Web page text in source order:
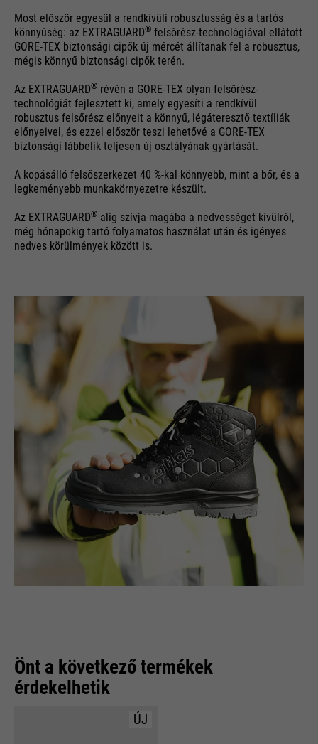
Most először egyesül a rendkívüli robusztusság és a tartós
könnyűség: az EXTRAGUARD® felsőrész-technológiával ellátott
GORE-TEX biztonsági cipők új mércét állítanak fel a robusztus,
mégis könnyű biztonsági cipők terén.
Az EXTRAGUARD® révén a GORE-TEX olyan felsőrész-
technológiát fejlesztett ki, amely egyesíti a rendkívül
robusztus felsőrész előnyeit a könnyű, légáteresztő textíliák
előnyeivel, és ezzel először teszi lehetővé a GORE-TEX
biztonsági lábbelik teljesen új osztályának gyártását.
A kopásálló felsőszerkezet 40 %-kal könnyebb, mint a bőr, és a
legkeményebb munkakörnyezetre készült.
Az EXTRAGUARD® alig szívja magába a nedvességet kívülről,
még hónapokig tartó folyamatos használat után és igényes
nedves körülmények között is.
Önt a következő termékek
érdekelhetik
ÚJ